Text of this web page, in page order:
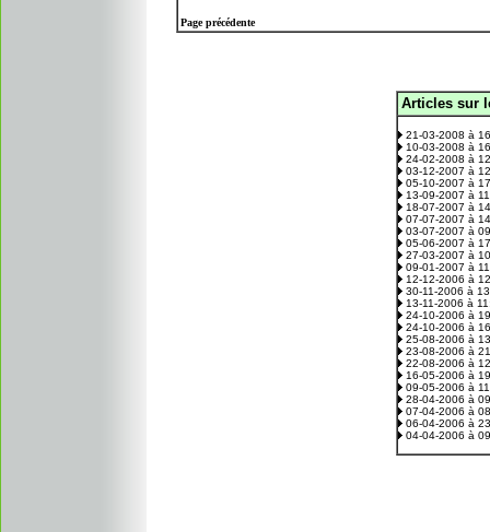
Page précédente
Articles sur
21-03-2008 à
10-03-2008 à
24-02-2008 à
03-12-2007 à
05-10-2007 à
13-09-2007 à
18-07-2007 à
07-07-2007 à
03-07-2007 à
05-06-2007 à
27-03-2007 à
09-01-2007 à
12-12-2006 à
30-11-2006 à
13-11-2006 à
24-10-2006 à
24-10-2006 à
25-08-2006 à
23-08-2006 à
22-08-2006 à
16-05-2006 à
09-05-2006 à
28-04-2006 à
07-04-2006 à
06-04-2006 à
04-04-2006 à